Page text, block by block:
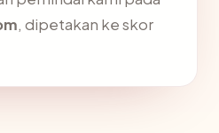
, dipetakan ke skor